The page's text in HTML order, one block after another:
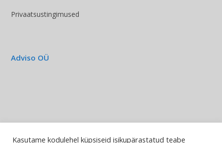
Privaatsustingimused
Adviso OÜ
Kasutame kodulehel küpsiseid isikupärastatud teabe